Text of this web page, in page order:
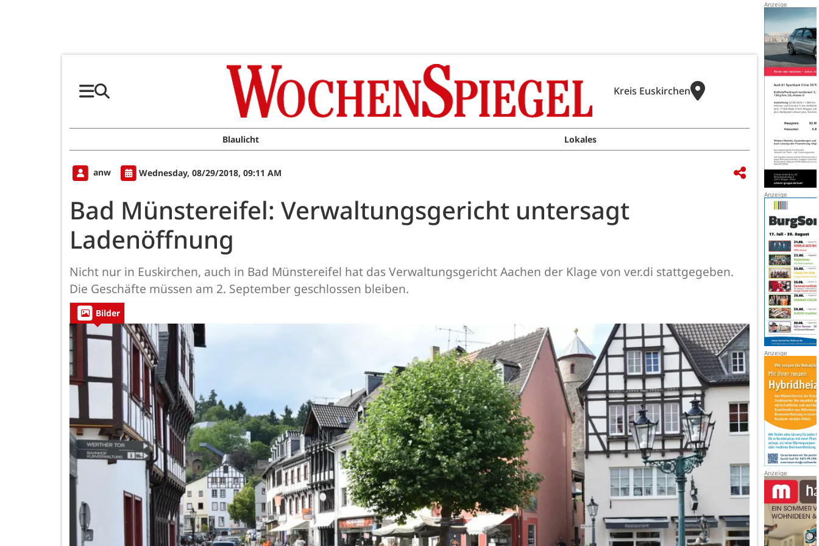
Kreis Euskirchen
Blaulicht Lokales
anw Wednesday, 08/29/2018, 09:11 AM
Bad Münstereifel: Verwaltungsgericht untersagt
Ladenöffnung
Nicht nur in Euskirchen, auch in Bad Münstereifel hat das Verwaltungsgericht Aachen der Klage von ver.di stattgegeben.
Die Geschäfte müssen am 2. September geschlossen bleiben.
Bilder